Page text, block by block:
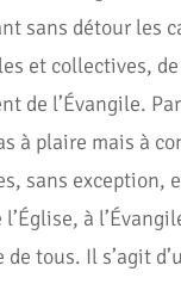
sans détour les
et collectives,
de l’Évangile.
à plaire mais à
sans exception,
à
de tous. Il s’agit